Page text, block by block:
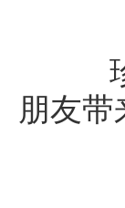
珍
朋友